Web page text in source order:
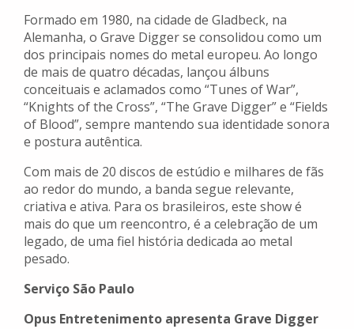
Formado em 1980, na cidade de Gladbeck, na
Alemanha, o Grave Digger se consolidou como um
dos principais nomes do metal europeu. Ao longo
de mais de quatro décadas, lançou álbuns
conceituais e aclamados como “Tunes of War”,
“Knights of the Cross”, “The Grave Digger” e “Fields
of Blood”, sempre mantendo sua identidade sonora
e postura autêntica.
Com mais de 20 discos de estúdio e milhares de fãs
ao redor do mundo, a banda segue relevante,
criativa e ativa. Para os brasileiros, este show é
mais do que um reencontro, é a celebração de um
legado, de uma fiel história dedicada ao metal
pesado.
Serviço São Paulo
Opus Entretenimento apresenta Grave Digger